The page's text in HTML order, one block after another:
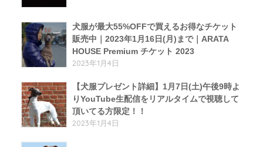
犬服が最大55%OFFで買えるお得なチケット
販売中｜2023年1月16日(月)まで｜ARATA
HOUSE Premium チケット 2023
2023年1月4日
【犬服プレゼント詳細】1月7日(土)午後9時よ
りYouTube生配信をリアルタイムで視聴して
頂いてる方限定！！
2023年1月4日